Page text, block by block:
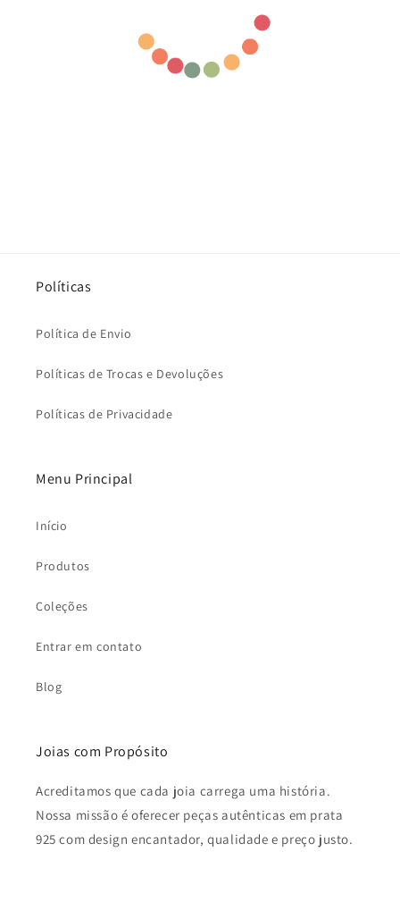
Políticas
Política de Envio
Políticas de Trocas e Devoluções
Políticas de Privacidade
Menu Principal
Início
Produtos
Coleções
Entrar em contato
Blog
Joias com Propósito
Acreditamos que cada joia carrega uma história.
Nossa missão é oferecer peças autênticas em prata
925 com design encantador, qualidade e preço justo.